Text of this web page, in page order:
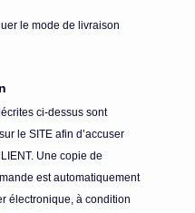
le mode de livraison
ci-dessus sont
le SITE afin d’accuser
Une copie de
est automatiquement
électronique, à condition